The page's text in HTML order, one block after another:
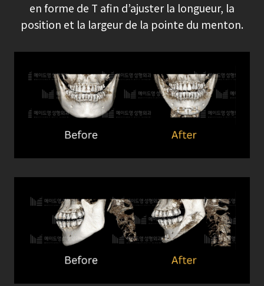
en forme de T afin d’ajuster la longueur, la
position et la largeur de la pointe du menton.